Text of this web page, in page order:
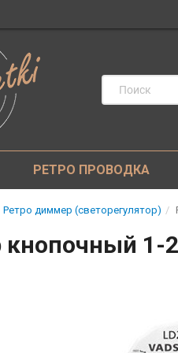
РЕТРО ПРОВОДКА
Ретро диммер (светорегулятор)
1-